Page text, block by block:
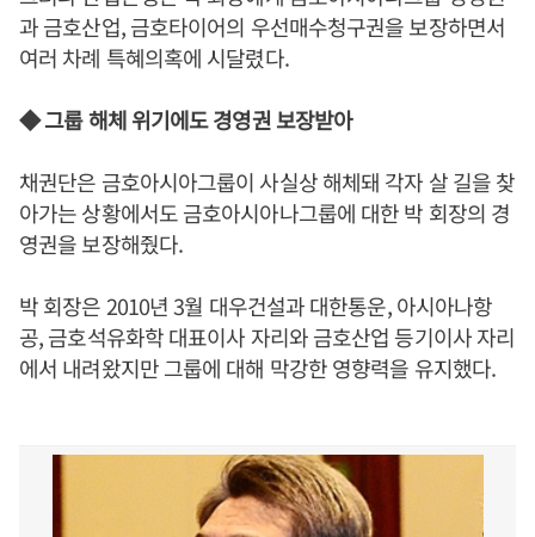
과 금호산업, 금호타이어의 우선매수청구권을 보장하면서
여러 차례 특혜의혹에 시달렸다.
◆ 그룹 해체 위기에도 경영권 보장받아
채권단은 금호아시아그룹이 사실상 해체돼 각자 살 길을 찾
아가는 상황에서도 금호아시아나그룹에 대한 박 회장의 경
영권을 보장해줬다.
박 회장은 2010년 3월 대우건설과 대한통운, 아시아나항
공, 금호석유화학 대표이사 자리와 금호산업 등기이사 자리
에서 내려왔지만 그룹에 대해 막강한 영향력을 유지했다.